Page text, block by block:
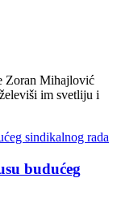
Zoran Mihajlović
im svetliju i
budućeg